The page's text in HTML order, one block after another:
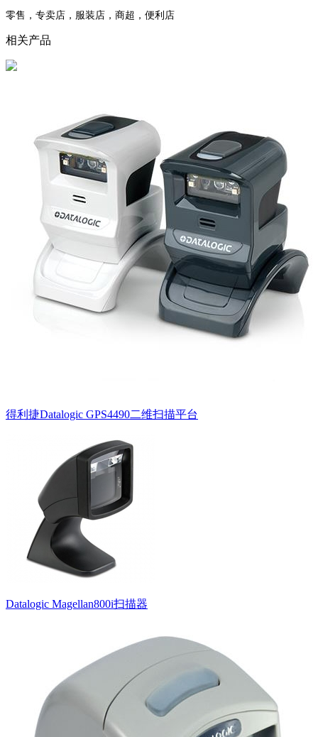
零售，专卖店，服装店，商超，便利店
相关产品
得利捷Datalogic GPS4490二维扫描平台
Datalogic Magellan800i扫描器